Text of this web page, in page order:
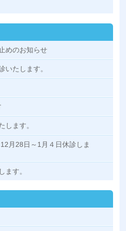
めのお知らせ
いたします。
します。
月28日～1月４日休診しま
す。